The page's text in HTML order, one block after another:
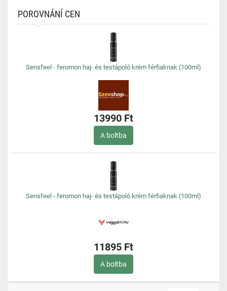
POROVNÁNÍ CEN
Sensfeel - feromon haj- és testápoló krém férfiaknak (100ml)
13990 Ft
A boltba
Sensfeel - feromon haj- és testápoló krém férfiaknak (100ml)
11895 Ft
A boltba